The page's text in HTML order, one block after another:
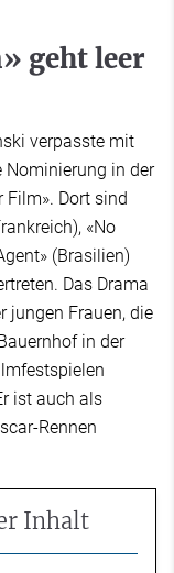
geht leer
verpasste mit
Nominierung in der
Dort sind
«No
(Brasilien)
Das Drama
jungen Frauen, die
in der
ist auch als
Rennen
Inhalt